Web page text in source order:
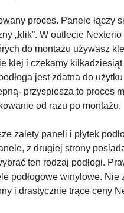
proces. Panele łączy
„klik”. W outlecie
do montażu używasz
i czekamy
jest zdatna do
przyspiesza to proces
od razu po montażu.
zalety paneli i płytek
z drugiej strony
ten rodzaj podłogi.
podłogowe winylowe.
i drastycznie trące ceny